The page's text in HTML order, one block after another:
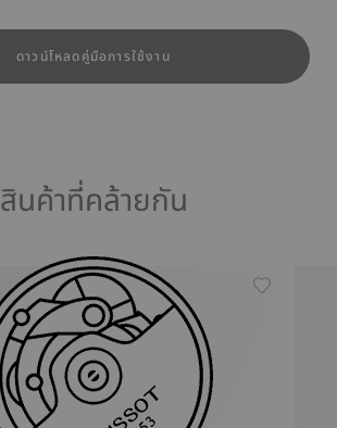
ดาวน์โหลดคู่มือการใช้งาน
สินค้าที่คล้ายกัน